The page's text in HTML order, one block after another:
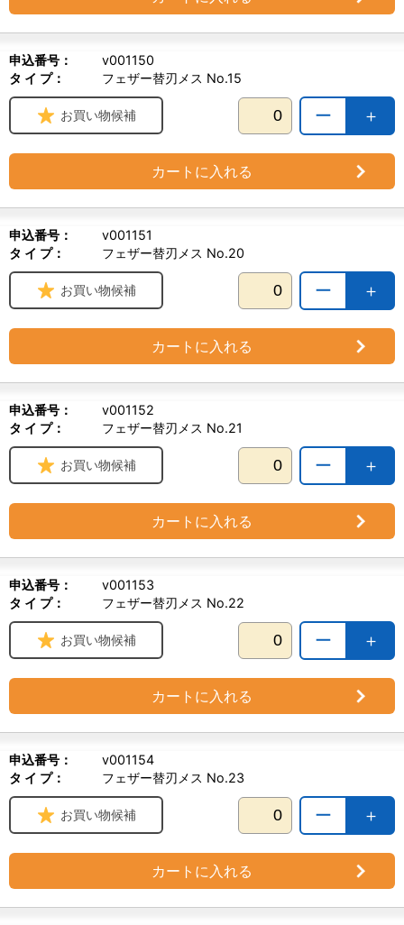
申込番号：
v001150
タ イ プ：
フェザー替刃メス No.15
＋
ー
お買い物候補
カートに入れる
申込番号：
v001151
タ イ プ：
フェザー替刃メス No.20
＋
ー
お買い物候補
カートに入れる
申込番号：
v001152
タ イ プ：
フェザー替刃メス No.21
＋
ー
お買い物候補
カートに入れる
申込番号：
v001153
タ イ プ：
フェザー替刃メス No.22
＋
ー
お買い物候補
カートに入れる
申込番号：
v001154
タ イ プ：
フェザー替刃メス No.23
＋
ー
お買い物候補
カートに入れる